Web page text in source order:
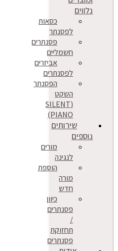
נלווים
כסאות
לפסנתר
פסנתרים
חשמליים
אביזרים
לפסנתרים
הפסנתר
השקט
(SILENT
PIANO)
שירותים
נוספים
מורים
לנגינה
הוספת
מורה
חדש
כיוון
פסנתרים
/
תחזוקת
פסנתרים